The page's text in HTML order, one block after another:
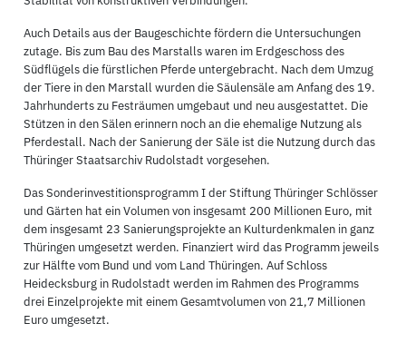
Auch Details aus der Baugeschichte fördern die Untersuchungen
zutage. Bis zum Bau des Marstalls waren im Erdgeschoss des
Südflügels die fürstlichen Pferde untergebracht. Nach dem Umzug
der Tiere in den Marstall wurden die Säulensäle am Anfang des 19.
Jahrhunderts zu Festräumen umgebaut und neu ausgestattet. Die
Stützen in den Sälen erinnern noch an die ehemalige Nutzung als
Pferdestall. Nach der Sanierung der Säle ist die Nutzung durch das
Thüringer Staatsarchiv Rudolstadt vorgesehen.
Das Sonderinvestitionsprogramm I der Stiftung Thüringer Schlösser
und Gärten hat ein Volumen von insgesamt 200 Millionen Euro, mit
dem insgesamt 23 Sanierungsprojekte an Kulturdenkmalen in ganz
Thüringen umgesetzt werden. Finanziert wird das Programm jeweils
zur Hälfte vom Bund und vom Land Thüringen. Auf Schloss
Heidecksburg in Rudolstadt werden im Rahmen des Programms
drei Einzelprojekte mit einem Gesamtvolumen von 21,7 Millionen
Euro umgesetzt.